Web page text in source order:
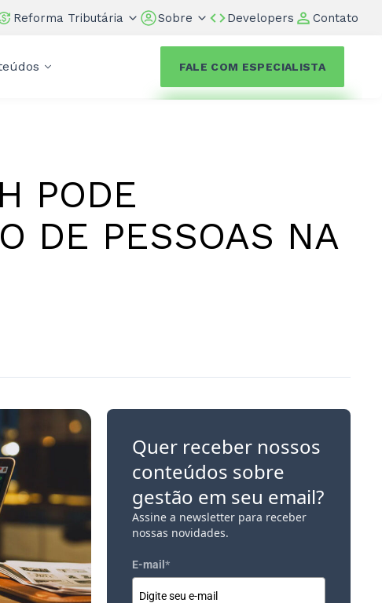
Reforma Tributária Sobre Developers Contato
FALE COM ESPECIALISTA
PODE
DE PESSOAS NA
Quer receber nossos
conteúdos sobre
gestão em seu email?
Assine a newsletter para receber
nossas novidades.
E-mail *